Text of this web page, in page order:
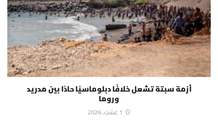
أزمة سبتة تشعل خلافًا دبلوماسيًا حادًا بين مدريد
وروما
1 غشت، 2026